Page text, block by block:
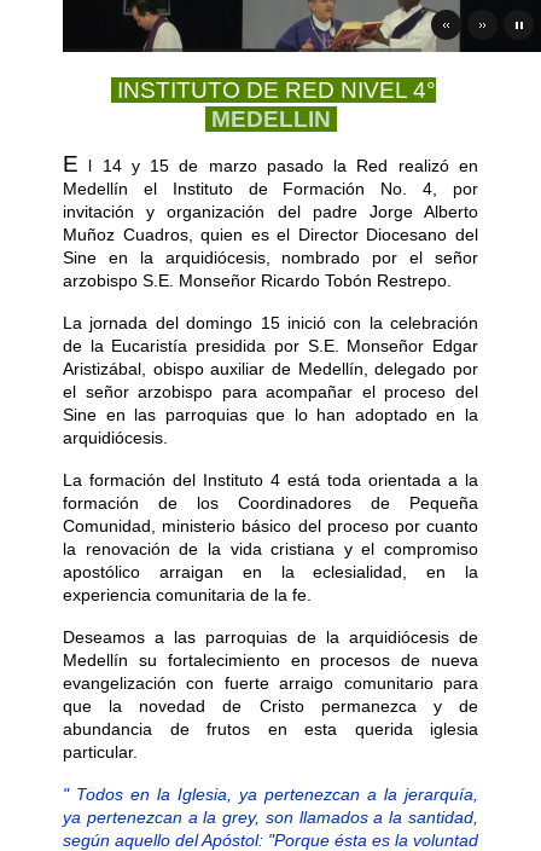
INSTITUTO DE RED NIVEL 4°
MEDELLIN
E
l 14 y 15 de marzo pasado la Red realizó en
Medellín el Instituto de Formación No. 4, por
invitación y organización del padre Jorge Alberto
Muñoz Cuadros, quien es el Director Diocesano del
Sine en la arquidiócesis, nombrado por el señor
arzobispo S.E. Monseñor Ricardo Tobón Restrepo.
La jornada del domingo 15 inició con la celebración
de la Eucaristía presidida por S.E. Monseñor Edgar
Aristizábal, obispo auxiliar de Medellín, delegado por
el señor arzobispo para acompañar el proceso del
Sine en las parroquias que lo han adoptado en la
arquidiócesis.
La formación del Instituto 4 está toda orientada a la
formación de los Coordinadores de Pequeña
Comunidad, ministerio básico del proceso por cuanto
la renovación de la vida cristiana y el compromiso
apostólico arraigan en la eclesialidad, en la
experiencia comunitaria de la fe.
Deseamos a las parroquias de la arquidiócesis de
Medellín su fortalecimiento en procesos de nueva
evangelización con fuerte arraigo comunitario para
que la novedad de Cristo permanezca y de
abundancia de frutos en esta querida iglesia
particular.
"Todos en la Iglesia, ya pertenezcan a la jerarquía,
ya pertenezcan a la grey, son llamados a la santidad,
según aquello del Apóstol: "Porque ésta es la voluntad